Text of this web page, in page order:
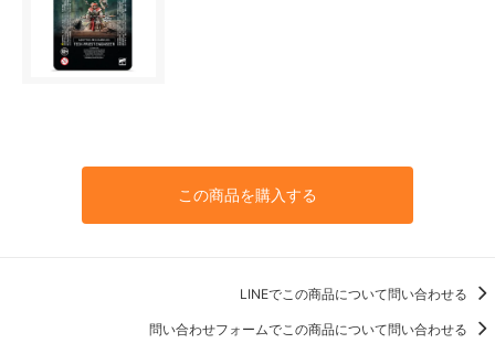
この商品を購入する
LINEでこの商品について問い合わせる
問い合わせフォームでこの商品について問い合わせる